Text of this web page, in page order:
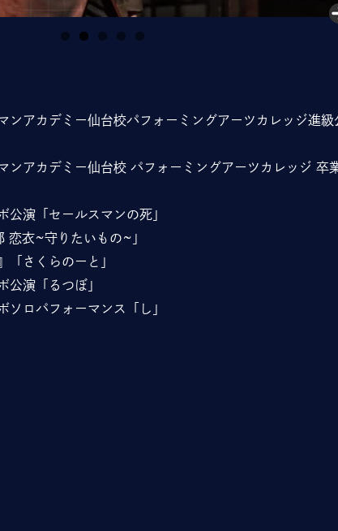
アカデミー仙台校パフォーミングアーツカレッジ進
アカデミー仙台校 パフォーミングアーツカレッジ
演「セールスマンの死」
衣~守りたいもの~」
さくらのーと」
演「るつぼ」
ロパフォーマンス「し」